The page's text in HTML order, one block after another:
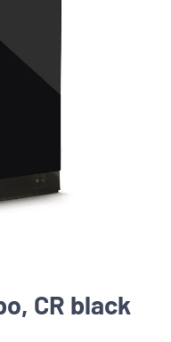
CR black